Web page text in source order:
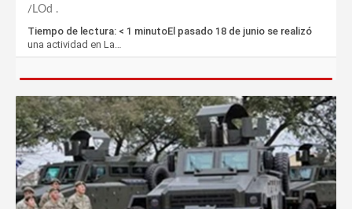
LOd .
Tiempo de lectura: < 1 minutoEl pasado 18 de junio se realizó
una actividad en La…